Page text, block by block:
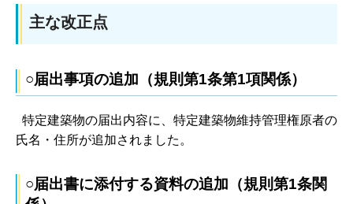
主な改正点
○届出事項の追加（規則第1条第1項関係）
特定建築物の届出内容に、特定建築物維持管理権原者の
氏名・住所が追加されました。
○届出書に添付する資料の追加（規則第1条関